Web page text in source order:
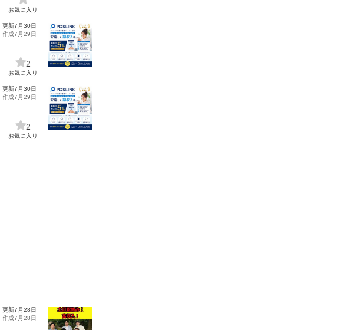
お気に入り
更新7月30日
作成7月29日
2
お気に入り
更新7月30日
作成7月29日
2
お気に入り
更新7月28日
作成7月28日